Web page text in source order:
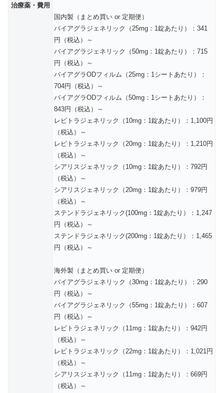
治療薬・費用
国内製（まとめ買い or 定期便）
バイアグラジェネリック（25mg：1錠あたり）：341
円（税込）～
バイアグラジェネリック（50mg：1錠あたり）：715
円（税込）～
バイアグラODフィルム（25mg：1シートあたり）：
704円（税込）～
バイアグラODフィルム（50mg：1シートあたり）：
843円（税込）～
レビトラジェネリック（10mg：1錠あたり）：1,100円
（税込）～
レビトラジェネリック（20mg：1錠あたり）：1,210円
（税込）～
シアリスジェネリック（10mg：1錠あたり）：792円
（税込）～
シアリスジェネリック（20mg：1錠あたり）：979円
（税込）～
ステンドラジェネリック(100mg：1錠あたり）：1,247
円（税込）～
ステンドラジェネリック(200mg：1錠あたり）：1,465
円（税込）～
海外製（まとめ買い or 定期便）
バイアグラジェネリック（30mg：1錠あたり）：290
円（税込）～
バイアグラジェネリック（55mg：1錠あたり）：607
円（税込）～
レビトラジェネリック（11mg：1錠あたり）：942円
（税込）～
レビトラジェネリック（22mg：1錠あたり）：1,021円
（税込）～
シアリスジェネリック（11mg：1錠あたり）：669円
（税込）～